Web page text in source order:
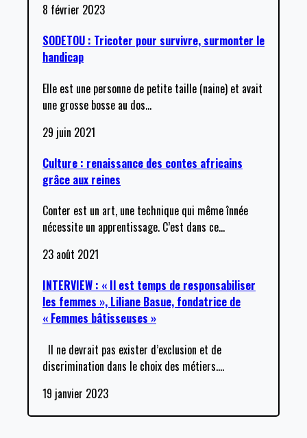
8 février 2023
SODETOU : Tricoter pour survivre, surmonter le
handicap
Elle est une personne de petite taille (naine) et avait
une grosse bosse au dos…
29 juin 2021
Culture : renaissance des contes africains
grâce aux reines
Conter est un art, une technique qui même înnée
nécessite un apprentissage. C’est dans ce…
23 août 2021
INTERVIEW : « Il est temps de responsabiliser
les femmes », Liliane Basue, fondatrice de
« Femmes bâtisseuses »
Il ne devrait pas exister d’exclusion et de
discrimination dans le choix des métiers.…
19 janvier 2023